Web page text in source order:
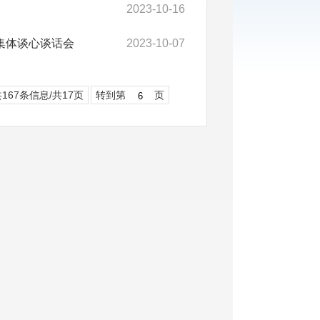
2023-10-16
2023-10-07
体谈心谈话会
167条信息/共17页 转到第 页